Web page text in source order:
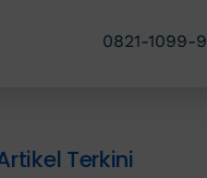
0821-1099-
Terkini